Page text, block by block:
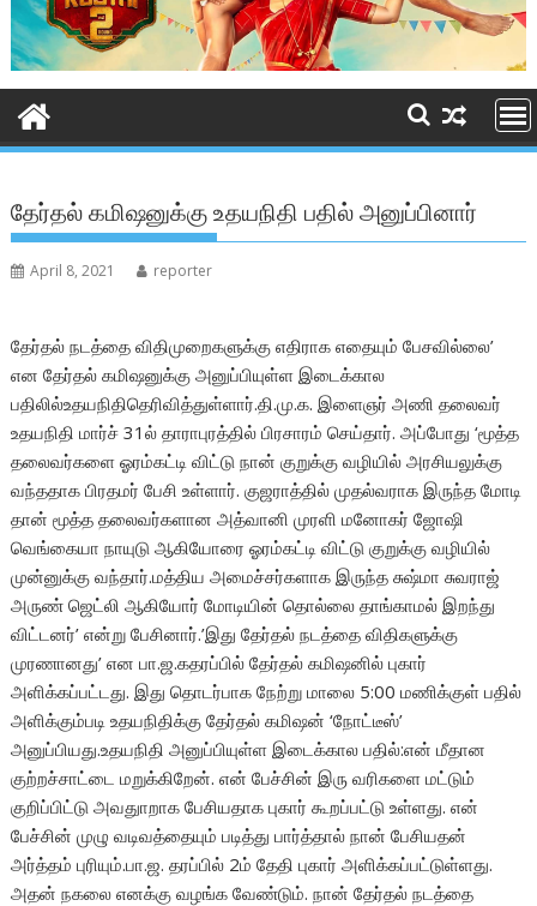
தேர்தல் கமிஷனுக்கு உதயநிதி பதில் அனுப்பினார்
April 8, 2021 reporter
தேர்தல் நடத்தை விதிமுறைகளுக்கு எதிராக எதையும் பேசவில்லை’
என தேர்தல் கமிஷனுக்கு அனுப்பியுள்ள இடைக்கால
பதிலில்உதயநிதிதெரிவித்துள்ளார்.தி.மு.க. இளைஞர் அணி தலைவர்
உதயநிதி மார்ச் 31ல் தாராபுரத்தில் பிரசாரம் செய்தார். அப்போது ‘மூத்த
தலைவர்களை ஓரம்கட்டி விட்டு நான் குறுக்கு வழியில் அரசியலுக்கு
வந்ததாக பிரதமர் பேசி உள்ளார். குஜராத்தில் முதல்வராக இருந்த மோடி
தான் மூத்த தலைவர்களான அத்வானி முரளி மனோகர் ஜோஷி
வெங்கையா நாயுடு ஆகியோரை ஓரம்கட்டி விட்டு குறுக்கு வழியில்
முன்னுக்கு வந்தார்.மத்திய அமைச்சர்களாக இருந்த சுஷ்மா சுவராஜ்
அருண் ஜெட்லி ஆகியோர் மோடியின் தொல்லை தாங்காமல் இறந்து
விட்டனர்’ என்று பேசினார்.’இது தேர்தல் நடத்தை விதிகளுக்கு
முரணானது’ என பா.ஜ.கதரப்பில் தேர்தல் கமிஷனில் புகார்
அளிக்கப்பட்டது. இது தொடர்பாக நேற்று மாலை 5:00 மணிக்குள் பதில்
அளிக்கும்படி உதயநிதிக்கு தேர்தல் கமிஷன் ‘நோட்டீஸ்’
அனுப்பியது.உதயநிதி அனுப்பியுள்ள இடைக்கால பதில்:என் மீதான
குற்றச்சாட்டை மறுக்கிறேன். என் பேச்சின் இரு வரிகளை மட்டும்
குறிப்பிட்டு அவதுாறாக பேசியதாக புகார் கூறப்பட்டு உள்ளது. என்
பேச்சின் முழு வடிவத்தையும் படித்து பார்த்தால் நான் பேசியதன்
அர்த்தம் புரியும்.பா.ஜ. தரப்பில் 2ம் தேதி புகார் அளிக்கப்பட்டுள்ளது.
அதன் நகலை எனக்கு வழங்க வேண்டும். நான் தேர்தல் நடத்தை